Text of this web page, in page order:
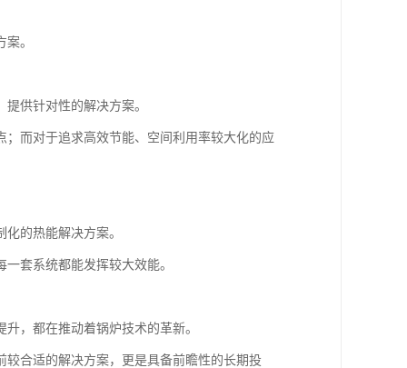
。
供针对性的解决方案。
而对于追求高效节能、空间利用率较大化的应
的热能解决方案。
套系统都能发挥较大效能。
，都在推动着锅炉技术的革新。
合适的解决方案，更是具备前瞻性的长期投